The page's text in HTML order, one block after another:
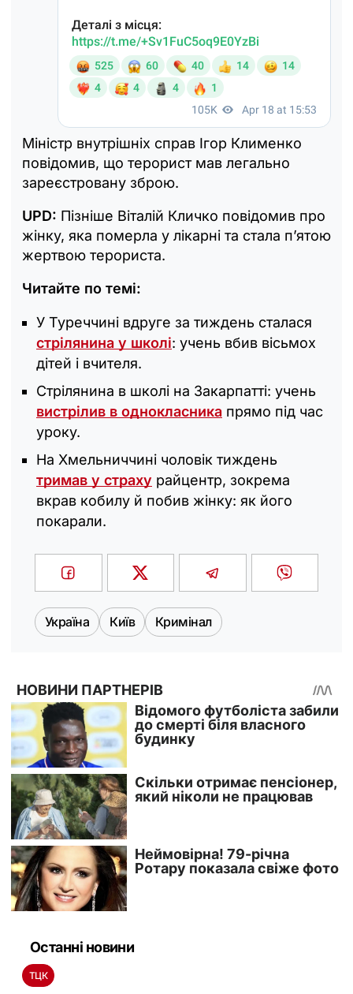
Міністр внутрішніх справ Ігор Клименко
повідомив, що терорист мав легально
зареєстровану зброю.
UPD: Пізніше Віталій Кличко повідомив про
жінку, яка померла у лікарні та стала п’ятою
жертвою терориста.
Читайте по темі:
У Туреччині вдруге за тиждень сталася
стрілянина у школі: учень вбив вісьмох
дітей і вчителя.
Стрілянина в школі на Закарпатті: учень
вистрілив в однокласника прямо під час
уроку.
На Хмельниччині чоловік тиждень
тримав у страху райцентр, зокрема
вкрав кобилу й побив жінку: як його
покарали.
Україна Київ Кримінал
Останні новини
ТЦК